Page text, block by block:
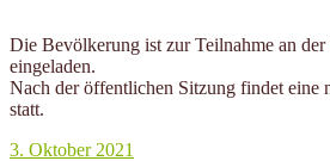
Die Bevölkerung ist zur Teilnahme an
eingeladen.
Nach der öffentlichen Sitzung findet eine
statt.
Veröffentlicht
3. Oktober 2021